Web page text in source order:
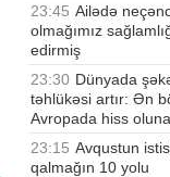
23:45 Ailədə
olmağımız
edirmiş
23:30 Dünyada
təhlükəsi artır: Ən
Avropada hiss
23:15 Avqustun
qalmağın 10 yolu